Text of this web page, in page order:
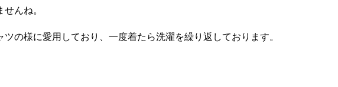
んね。
の様に愛用しており、一度着たら洗濯を繰り返しております。